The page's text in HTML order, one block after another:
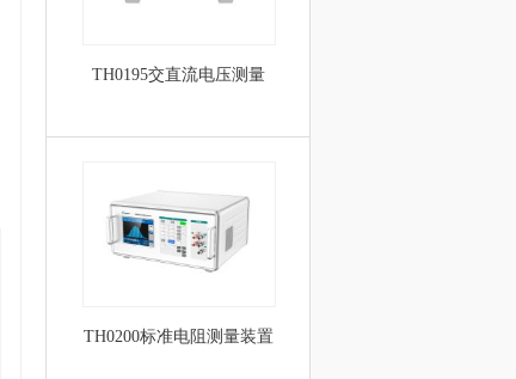
TH0195交直流电压测量
TH0200标准电阻测量装置